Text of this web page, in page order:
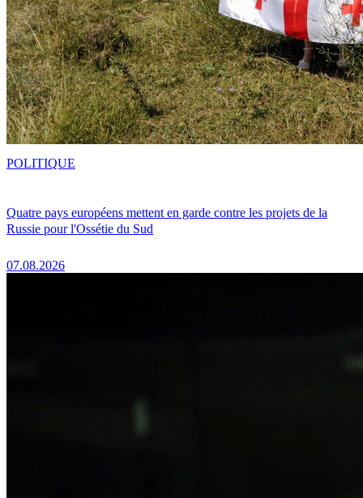
Quatre pays européens mettent en garde contre les projets de la
Russie pour l'Ossétie du Sud
07.08.2026
POLITIQUE